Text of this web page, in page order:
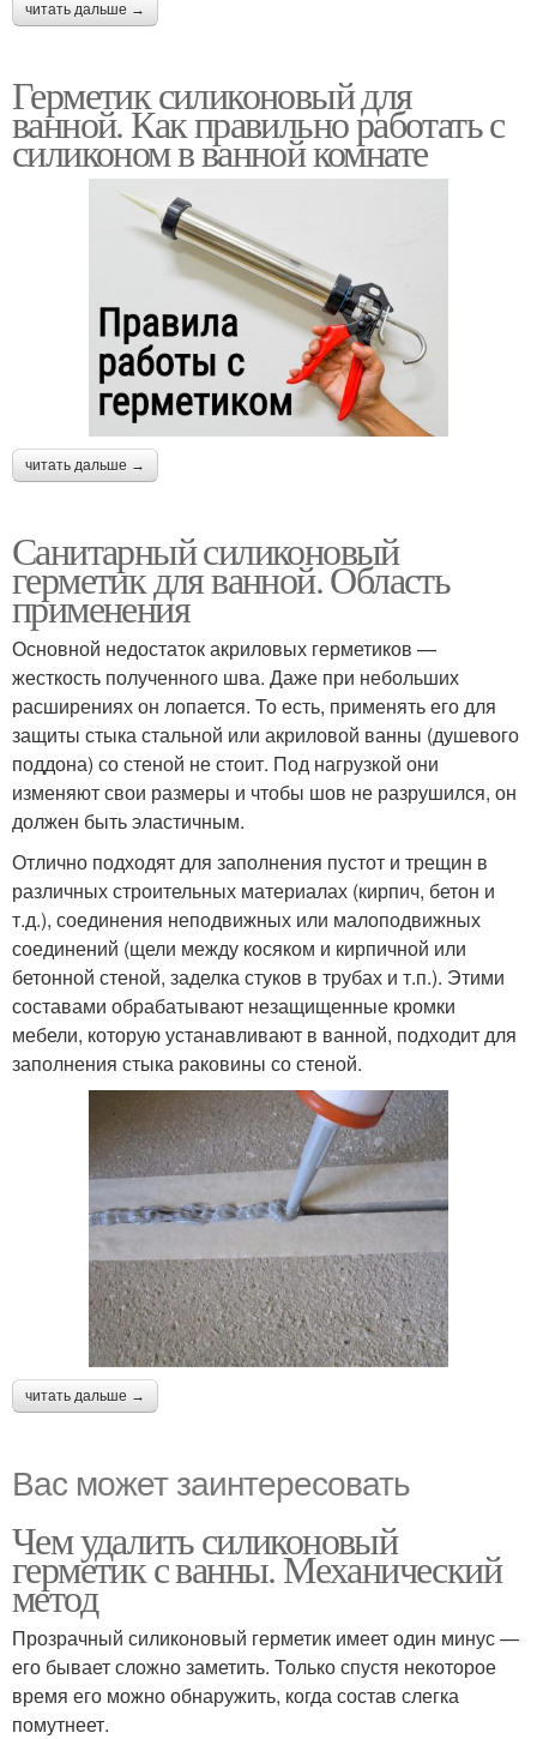
читать дальше →
Герметик силиконовый для
ванной. Как правильно работать с
силиконом в ванной комнате
читать дальше →
Санитарный силиконовый
герметик для ванной. Область
применения
Основной недостаток акриловых герметиков —
жесткость полученного шва. Даже при небольших
расширениях он лопается. То есть, применять его для
защиты стыка стальной или акриловой ванны (душевого
поддона) со стеной не стоит. Под нагрузкой они
изменяют свои размеры и чтобы шов не разрушился, он
должен быть эластичным.
Отлично подходят для заполнения пустот и трещин в
различных строительных материалах (кирпич, бетон и
т.д.), соединения неподвижных или малоподвижных
соединений (щели между косяком и кирпичной или
бетонной стеной, заделка стуков в трубах и т.п.). Этими
составами обрабатывают незащищенные кромки
мебели, которую устанавливают в ванной, подходит для
заполнения стыка раковины со стеной.
читать дальше →
Вас может заинтересовать
Чем удалить силиконовый
герметик с ванны. Механический
метод
Прозрачный силиконовый герметик имеет один минус —
его бывает сложно заметить. Только спустя некоторое
время его можно обнаружить, когда состав слегка
помутнеет.